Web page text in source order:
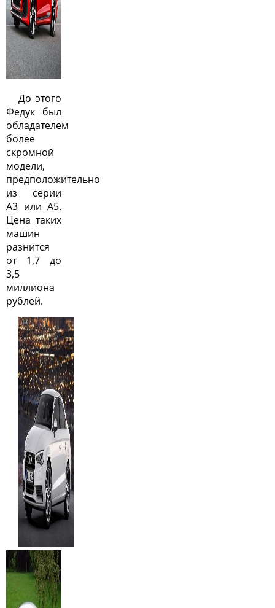
До этого
Федук был
обладателем
более
скромной
модели,
предположительно
из серии
A3 или A5.
Цена таких
машин
разнится
от 1,7 до
3,5
миллиона
рублей.